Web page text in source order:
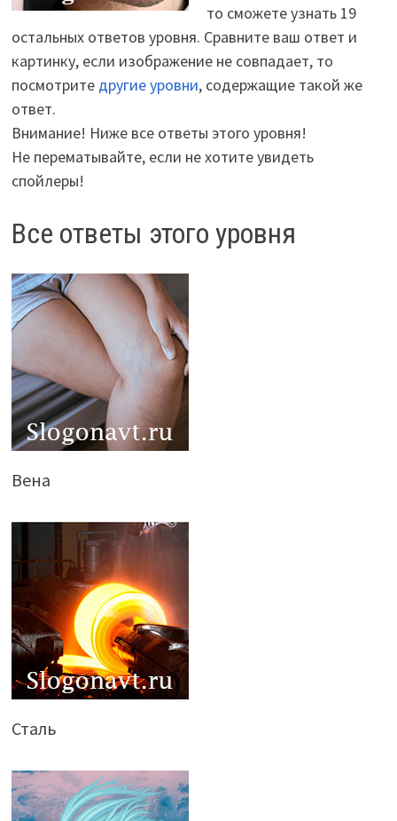
то сможете узнать 19
остальных ответов уровня. Сравните ваш ответ и
картинку, если изображение не совпадает, то
посмотрите другие уровни, содержащие такой же
ответ.
Внимание! Ниже все ответы этого уровня!
Не перематывайте, если не хотите увидеть
спойлеры!
Все ответы этого уровня
Вена
Сталь